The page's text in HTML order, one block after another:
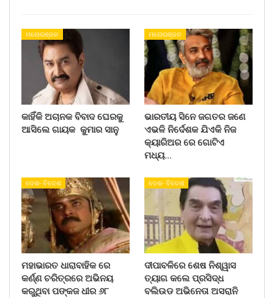
ମନୋରଞ୍ଜନ
କାହିଁକି ଅଚାନକ ବିବାଦ ଘେରକୁ
ଆସିଲେ ଗାୟକ କୁମାର ସାନୁ
ମନୋରଞ୍ଜନ
ଭାରତୀୟ ସିନେ ଜଗତର ଜଣେ
ଏଭଳି ନିର୍ଦେଶକ ଯିଏକି ନିଜ
କ୍ୟାରିଅର ରେ ଗୋଟିଏ
ମଧ୍ୟ…
ଦେଶ- ବିଦେଶ
ମହାଭାରତ ଧାରାବାହିକ ରେ
କର୍ଣ୍ଣ ଚରିତ୍ରରେ ଅଭିନୟ
କରୁଥିବା ପଙ୍କଜ ଧୀର ୬୮
ଦେଶ- ବିଦେଶ
ଦୀପାବଳିରେ ଶେଷ ନିଶ୍ୱାସ
ତ୍ୟାଗ କଲେ ପ୍ରସିଦ୍ଧ
ବଲିଉଡ ଅଭିନେତା ଅସରାନି